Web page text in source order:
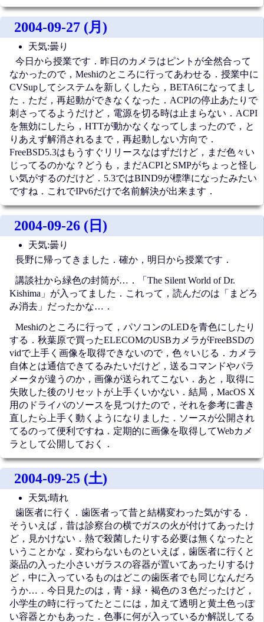
2004-09-27 (月)
天気:曇り
今日から授業です．昨日のカメラはピントが全然合って
なかったので，Meshiのところに行ってあわせる．授業中に
CVSupしてシステムを新しくしたら，BETA6になってまし
た．ただ，再起動ができなくなった．ACPIの停止あたりで
刺さってるようだけど，電源を切る時は止まらない．ACPI
を無効にしたら，HTTが動かなくなってしまったので，と
りあえず解消されるまで，再起動しない方向で．
FreeBSD5.3はもうすぐリリースなはずだけど，まだ色々い
じってるのかな？どうも，まだACPIとSMPがちょっと怪し
い気がするのだけど．5.3ではBIND9が標準になったみたい
ですね．これでIPv6だけで名前解決が出来ます．
2004-09-26 (日)
天気:曇り
長野に帰ってきました．確か，明日から授業です．
講談社から緑色の封筒が…．「The Silent World of Dr.
Kishima」が入ってました．これって，読んだのは「まどろ
み消去」だったかな…．
Meshiのところに行って，パソコンのLEDを青色にしたり
する．秋葉原で買ったELECOMのUSBカメラがFreeBSDの
vidで上手く画像を取得できないので，色々いじる．カメラ
自体とは通信できてるみたいだけど，送るコマンドやパラ
メータが違うのか，画像が送られてこない．あと，取得に
失敗した後のリセットが上手くいかない．結局，MacOS X
用のドライバのソースを見つけたので，それを参考に書き
直したら上手く動くようになりました．ソースが公開され
てるのって便利ですね．定期的に画像を取得してWebカメ
ラとして公開しておく．
2004-09-25 (土)
天気:晴れ
歯医者に行く．歯医者って昔と結構変わった気がする．
そういえば，昔は診察台の横でガスの火が付けてあったけ
ど，見かけない．熱で殺菌したりする必要は無くなったと
いうことかな．変わらないものといえば，歯医者に行くと
薬品の入った小さいガラスの容器が置いてあったりするけ
ど，中に入っているものはどこの歯医者でも同じなんだろ
うか…．今日見たのは，青・緑・褐色の３色だったけど，
小学生の時に行ってたとこには，加えて透明と黄土色っぽ
い容器とかもあった．色事に何が入っているか解説してる